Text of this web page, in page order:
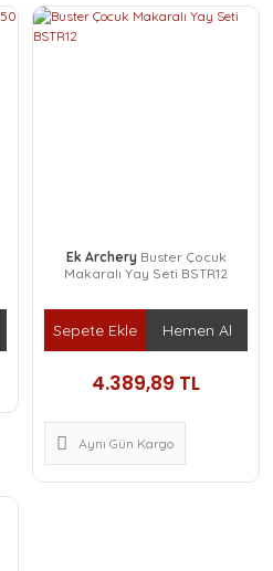
Ek Archery Buster Çocuk
Makaralı Yay Seti BSTR12
Sepete Ekle Hemen Al
4.389,89 TL
Aynı Gün Kargo